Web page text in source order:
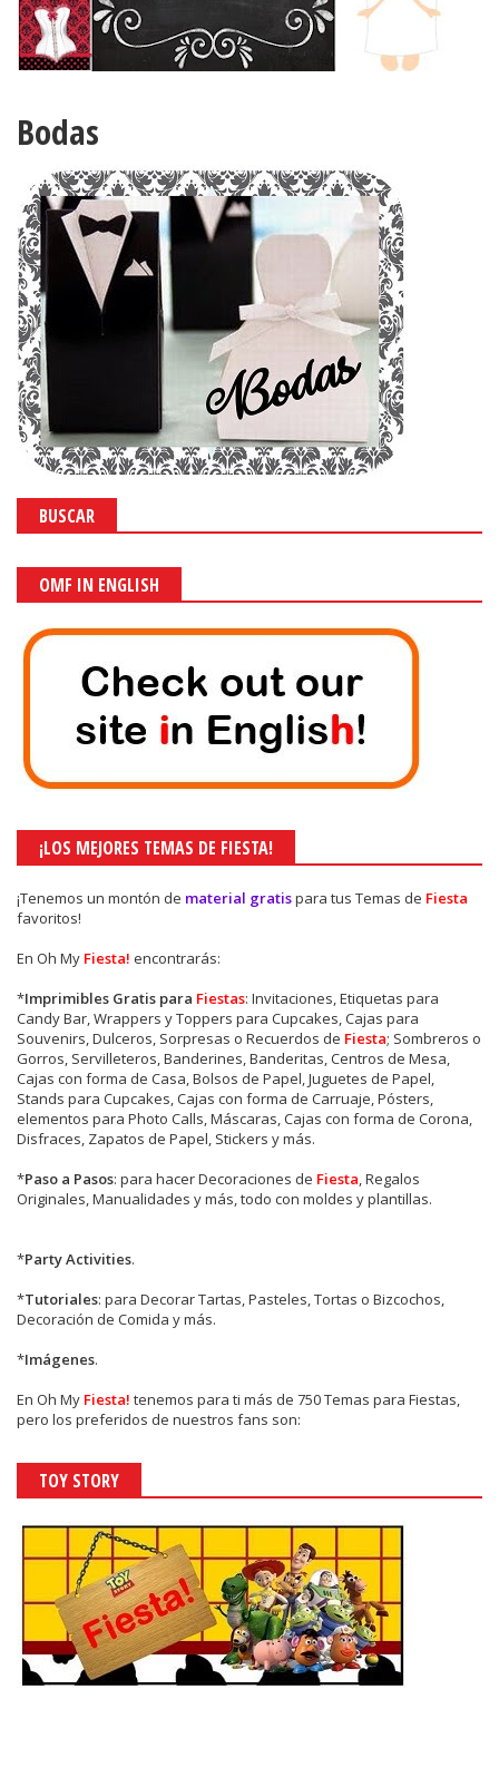
Bodas
BUSCAR
OMF IN ENGLISH
¡LOS MEJORES TEMAS DE FIESTA!
¡Tenemos un montón de material gratispara tus Temas de Fiesta
favoritos!
En Oh My Fiesta! encontrarás:
*Imprimibles Gratis para Fiestas: Invitaciones, Etiquetas para
Candy Bar, Wrappers y Toppers para Cupcakes, Cajas para
Souvenirs, Dulceros, Sorpresas o Recuerdos de Fiesta; Sombreros o
Gorros, Servilleteros, Banderines, Banderitas, Centros de Mesa,
Cajas con forma de Casa, Bolsos de Papel, Juguetes de Papel,
Stands para Cupcakes, Cajas con forma de Carruaje, Pósters,
elementos para Photo Calls, Máscaras, Cajas con forma de Corona,
Disfraces, Zapatos de Papel, Stickers y más.
*Paso a Pasos: para hacer Decoraciones de Fiesta, Regalos
Originales, Manualidades y más, todo con moldes y plantillas.
*Party Activities.
*Tutoriales: para Decorar Tartas, Pasteles, Tortas o Bizcochos,
Decoración de Comida y más.
*Imágenes.
En Oh My Fiesta! tenemos para ti más de 750 Temas para Fiestas,
pero los preferidos de nuestros fans son:
TOY STORY